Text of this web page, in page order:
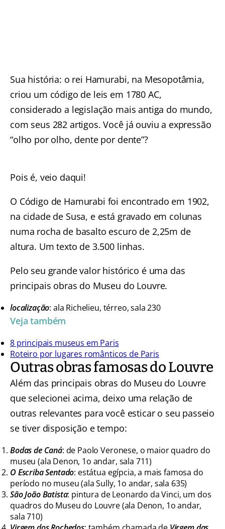
Sua história: o rei Hamurabi, na Mesopotâmia,
criou um código de leis em 1780 AC,
considerado a legislação mais antiga do mundo,
com seus 282 artigos. Você já ouviu a expressão
“olho por olho, dente por dente”?
Pois é, veio daqui!
O Código de Hamurabi foi encontrado em 1902,
na cidade de Susa, e está gravado em colunas
numa rocha de basalto escuro de 2,25m de
altura. Um texto de 3.500 linhas.
Pelo seu grande valor histórico é uma das
principais obras do Museu do Louvre.
localização: ala Richelieu, térreo, sala 230
Veja também
8 principais museus em Paris
Roteiro por lugares românticos de Paris
Outras obras famosas do Louvre
Além das principais obras do Museu do Louvre
que selecionei acima, deixo uma relação de
outras relevantes para você esticar o seu passeio
se tiver disposição e tempo:
Bodas de Caná: de Paolo Veronese, o maior quadro do
museu (ala Denon, 1o andar, sala 711)
O Escriba Sentado: estátua egípcia, a mais famosa do
período no museu (ala Sully, 1o andar, sala 635)
São João Batista: pintura de Leonardo da Vinci, um dos
quadros do Museu do Louvre (ala Denon, 1o andar,
sala 710)